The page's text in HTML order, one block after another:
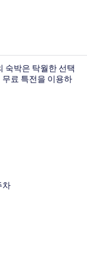
숙박은 탁월한 선택
료 특전을 이용하
차